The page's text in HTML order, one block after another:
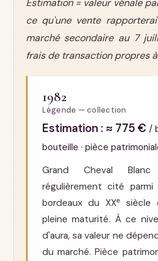
Estimation = valeur vénale
ce qu'une vente
marché secondaire au 7
frais de transaction propres
1982
Légende — collection
Estimation : ≈ 775 € /
bouteille · pièce
Grand Cheval
régulièrement cité
bordeaux du XXᵉ siècle
pleine maturité. À ce
d'aura, sa valeur ne
du marché. Pièce